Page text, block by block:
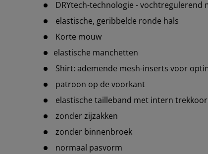
DRYtech-technologie - vochtregulerend
elastische, geribbelde ronde hals
Korte mouw
elastische manchetten
Shirt: ademende mesh-inserts voor
patroon op de voorkant
elastische tailleband met intern
zonder zijzakken
zonder binnenbroek
normaal pasvorm